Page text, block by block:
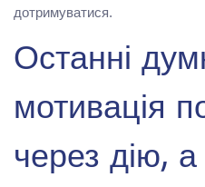
дотримуватися.
Останні
мотивація
через дію, а